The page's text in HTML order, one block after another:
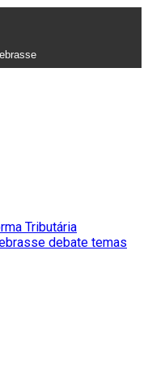
Tributária
debate temas